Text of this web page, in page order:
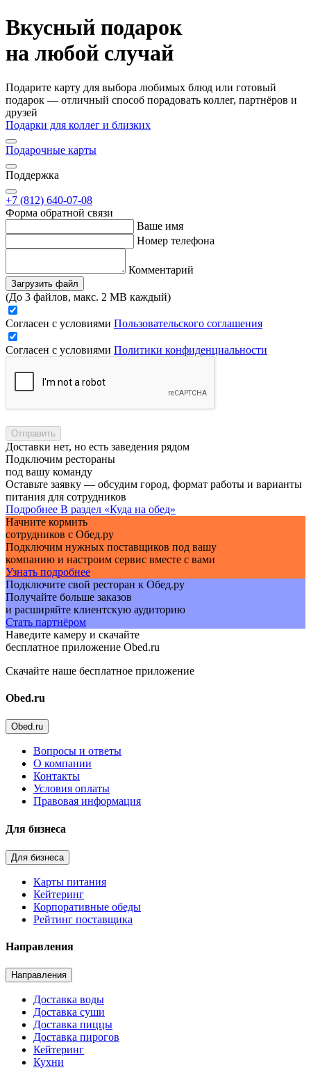
Вкусный подарок
на любой случай
Подарите карту для выбора любимых блюд или готовый
подарок — отличный способ порадовать коллег, партнёров и
друзей
Подарки для коллег и близких
Подарочные карты
Поддержка
+7 (812) 640-07-08
Форма обратной связи
Ваше имя
Номер телефона
Комментарий
Загрузить файл
(До 3 файлов, макс. 2 MB каждый)
Согласен с условиями Пользовательского соглашения
Согласен с условиями Политики конфиденциальности
Отправить
Доставки нет, но есть заведения рядом
Подключим рестораны
под вашу команду
Оставьте заявку — обсудим город, формат работы и варианты
питания для сотрудников
Подробнее В раздел «Куда на обед»
Начните кормить
сотрудников с Обед.ру
Подключим нужных поставщиков под вашу
компанию и настроим сервис вместе с вами
Узнать подробнее
Подключите свой ресторан к Обед.ру
Получайте больше заказов
и расширяйте клиентскую аудиторию
Стать партнёром
Наведите камеру и скачайте
бесплатное приложение Obed.ru
Скачайте наше бесплатное приложение
Obed.ru
Obed.ru
Вопросы и ответы
О компании
Контакты
Условия оплаты
Правовая информация
Для бизнеса
Для бизнеса
Карты питания
Кейтеринг
Корпоративные обеды
Рейтинг поставщика
Направления
Направления
Доставка воды
Доставка суши
Доставка пиццы
Доставка пирогов
Кейтеринг
Кухни